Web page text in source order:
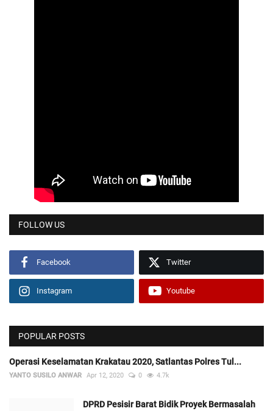
FOLLOW US
Facebook Twitter
Instagram Youtube
POPULAR POSTS
Operasi Keselamatan Krakatau 2020, Satlantas Polres Tul...
YANTO SUSILO ANWAR Apr 12, 2020 0 4.7k
DPRD Pesisir Barat Bidik Proyek Bermasalah